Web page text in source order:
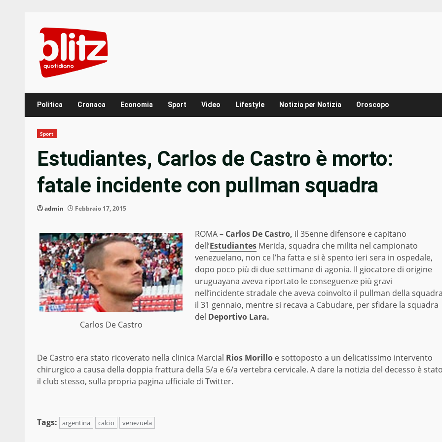
content
Politica Cronaca Economia Sport Video Lifestyle Notizia per Notizia Oroscopo
Sport
Estudiantes, Carlos de Castro è morto:
fatale incidente con pullman squadra
admin Febbraio 17, 2015
Carlos De Castro
ROMA – Carlos De Castro, il 35enne difensore e capitano
dell’Estudiantes Merida, squadra che milita nel campionato
venezuelano, non ce l’ha fatta e si è spento ieri sera in ospedale,
dopo poco più di due settimane di agonia. Il giocatore di origine
uruguayana aveva riportato le conseguenze più gravi
nell’incidente stradale che aveva coinvolto il pullman della
il 31 gennaio, mentre si recava a Cabudare, per sfidare la squadra
del Deportivo Lara.
De Castro era stato ricoverato nella clinica Marcial Rios Morillo e sottoposto a un delicatissimo intervento
chirurgico a causa della doppia frattura della 5/a e 6/a vertebra cervicale. A dare la notizia del decesso è
il club stesso, sulla propria pagina ufficiale di Twitter.
Tags: argentina calcio venezuela